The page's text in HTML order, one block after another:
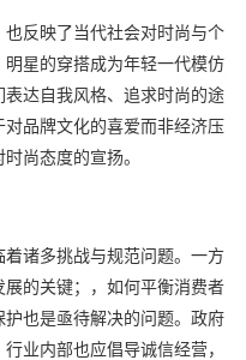
反映了当代社会对时尚与个
星的穿搭成为年轻一代模仿
达自我风格、追求时尚的途
品牌文化的喜爱而非经济压
尚态度的宣扬。
诸多挑战与规范问题。一方
的关键；，如何平衡消费者
也是亟待解决的问题。政府
业内部也应倡导诚信经营，